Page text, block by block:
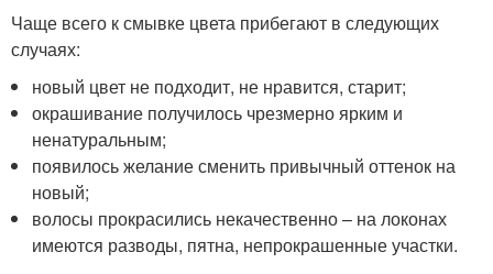
Чаще всего к смывке цвета прибегают в следующих
случаях:
новый цвет не подходит, не нравится, старит;
окрашивание получилось чрезмерно ярким и
ненатуральным;
появилось желание сменить привычный оттенок на
новый;
волосы прокрасились некачественно – на локонах
имеются разводы, пятна, непрокрашенные участки.